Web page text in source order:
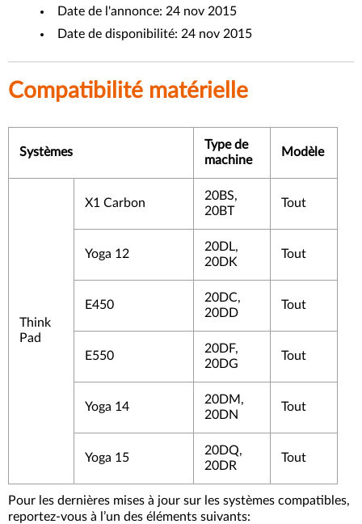
Date de l'annonce: 24 nov 2015
Date de disponibilité: 24 nov 2015
Compatibilité matérielle
Systèmes
Type de
machine
Modèle
Think
Pad
X1 Carbon
20BS,
20BT
Tout
Yoga 12
20DL,
20DK
Tout
E450
20DC,
20DD
Tout
E550
20DF,
20DG
Tout
Yoga 14
20DM,
20DN
Tout
Yoga 15
20DQ,
20DR
Tout
Pour les dernières mises à jour sur les systèmes compatibles,
reportez-vous à l’un des éléments suivants: